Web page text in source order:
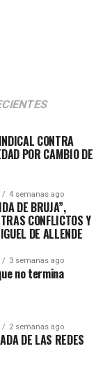
con
nuestra
una posible
ojo, sino “una
a la industria
tiene también
para retirar
en CDMX
CONTRA
POR CAMBIO DE
4 semanas ago
DE BRUJA”,
CONFLICTOS Y
DE ALLENDE
3 semanas ago
no termina
2 semanas ago
DE LAS REDES